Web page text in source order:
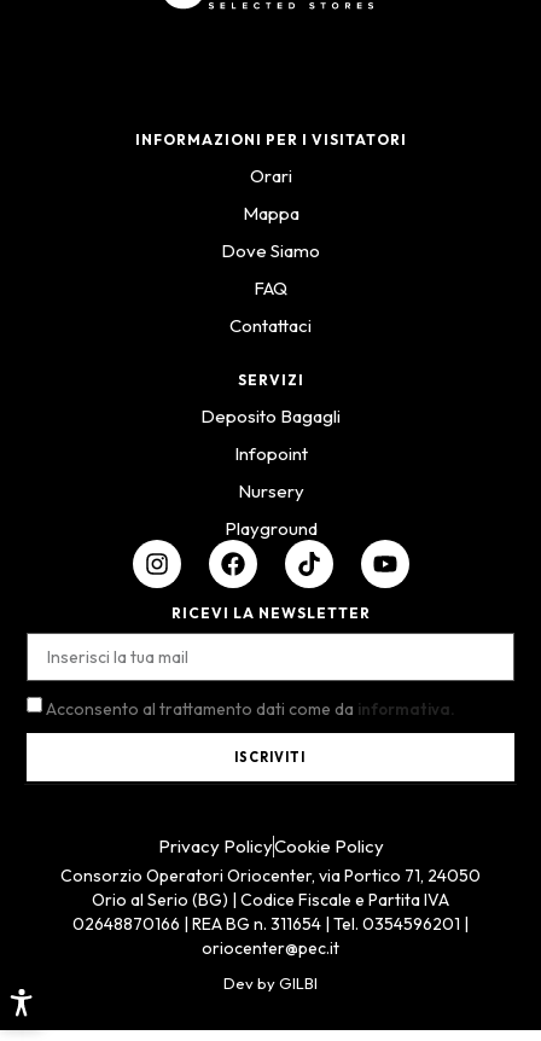
INFORMAZIONI PER I VISITATORI
Orari
Mappa
Dove Siamo
FAQ
Contattaci
SERVIZI
Deposito Bagagli
Infopoint
Nursery
Playground
RICEVI LA NEWSLETTER
Acconsento al trattamento dati come da informativa.
ISCRIVITI
Privacy PolicyCookie Policy
Consorzio Operatori Oriocenter, via Portico 71, 24050
Orio al Serio (BG) | Codice Fiscale e Partita IVA
02648870166 | REA BG n. 311654 | Tel. 0354596201 |
oriocenter@pec.it
Dev by GILBI